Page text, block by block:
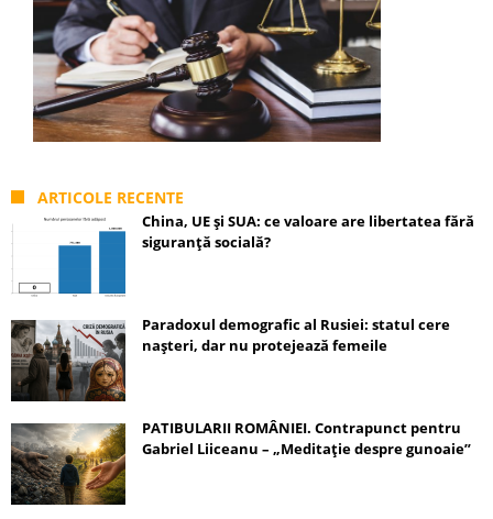
ARTICOLE RECENTE
China, UE și SUA: ce valoare are libertatea fără
siguranță socială?
Paradoxul demografic al Rusiei: statul cere
nașteri, dar nu protejează femeile
PATIBULARII ROMÂNIEI. Contrapunct pentru
Gabriel Liiceanu – „Meditație despre gunoaie”